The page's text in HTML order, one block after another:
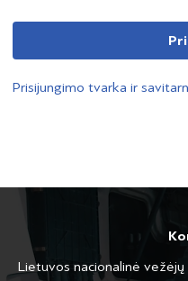
Prisijungimo tvarka ir
Lietuvos nacionalinė vežėjų